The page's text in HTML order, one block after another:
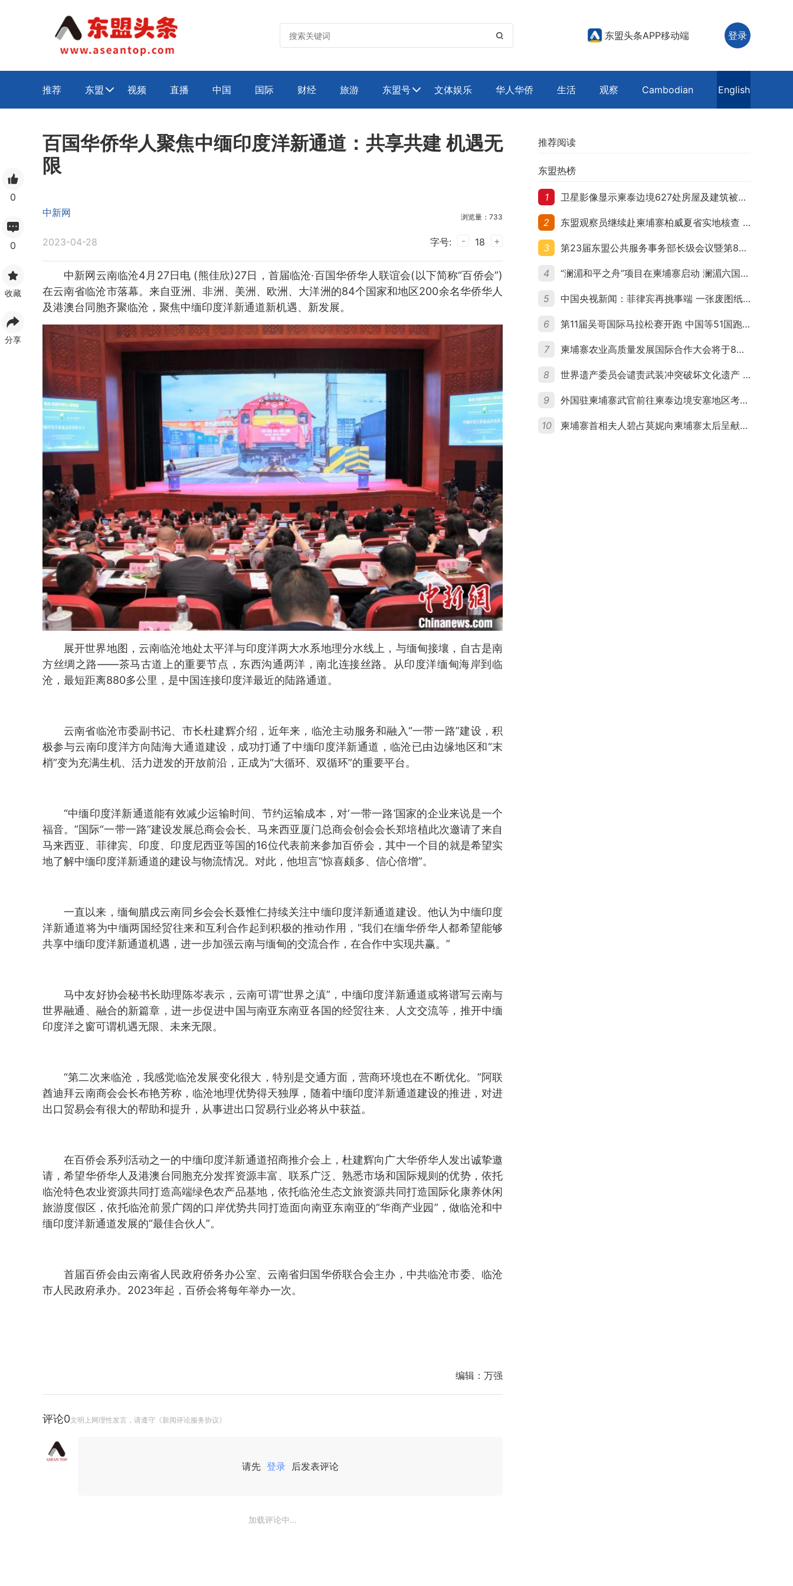
 东盟头条APP移动端 登录
推荐 东盟  视频 直播 中国 国际 财经 旅游 东盟号 文体娱乐 华人华侨 生活 观察 Cambodian English
0
0
收藏
分享
百国华侨华人聚焦中缅印度洋新通道：共享共建 机遇无
限
中新网 浏览量：733
2023-04-28 字号: - 18 +
中新网云南临沧4月27日电 (熊佳欣)27日，首届临沧·百国华侨华人联谊会(以下简称“百侨会”)
在云南省临沧市落幕。来自亚洲、非洲、美洲、欧洲、大洋洲的84个国家和地区200余名华侨华人
及港澳台同胞齐聚临沧，聚焦中缅印度洋新通道新机遇、新发展。
展开世界地图，云南临沧地处太平洋与印度洋两大水系地理分水线上，与缅甸接壤，自古是南
方丝绸之路——茶马古道上的重要节点，东西沟通两洋，南北连接丝路。从印度洋缅甸海岸到临
沧，最短距离880多公里，是中国连接印度洋最近的陆路通道。
云南省临沧市委副书记、市长杜建辉介绍，近年来，临沧主动服务和融入“一带一路”建设，积
极参与云南印度洋方向陆海大通道建设，成功打通了中缅印度洋新通道，临沧已由边缘地区和“末
梢”变为充满生机、活力迸发的开放前沿，正成为“大循环、双循环”的重要平台。
“中缅印度洋新通道能有效减少运输时间、节约运输成本，对‘一带一路’国家的企业来说是一个
福音。”国际“一带一路”建设发展总商会会长、马来西亚厦门总商会创会会长郑培植此次邀请了来自
马来西亚、菲律宾、印度、印度尼西亚等国的16位代表前来参加百侨会，其中一个目的就是希望实
地了解中缅印度洋新通道的建设与物流情况。对此，他坦言“惊喜颇多、信心倍增”。
一直以来，缅甸腊戌云南同乡会会长聂惟仁持续关注中缅印度洋新通道建设。他认为中缅印度
洋新通道将为中缅两国经贸往来和互利合作起到积极的推动作用，“我们在缅华侨华人都希望能够
共享中缅印度洋新通道机遇，进一步加强云南与缅甸的交流合作，在合作中实现共赢。”
马中友好协会秘书长助理陈岑表示，云南可谓“世界之滇”，中缅印度洋新通道或将谱写云南与
世界融通、融合的新篇章，进一步促进中国与南亚东南亚各国的经贸往来、人文交流等，推开中缅
印度洋之窗可谓机遇无限、未来无限。
“第二次来临沧，我感觉临沧发展变化很大，特别是交通方面，营商环境也在不断优化。”阿联
酋迪拜云南商会会长布艳芳称，临沧地理优势得天独厚，随着中缅印度洋新通道建设的推进，对进
出口贸易会有很大的帮助和提升，从事进出口贸易行业必将从中获益。
在百侨会系列活动之一的中缅印度洋新通道招商推介会上，杜建辉向广大华侨华人发出诚挚邀
请，希望华侨华人及港澳台同胞充分发挥资源丰富、联系广泛、熟悉市场和国际规则的优势，依托
临沧特色农业资源共同打造高端绿色农产品基地，依托临沧生态文旅资源共同打造国际化康养休闲
旅游度假区，依托临沧前景广阔的口岸优势共同打造面向南亚东南亚的“华商产业园”，做临沧和中
缅印度洋新通道发展的“最佳合伙人”。
首届百侨会由云南省人民政府侨务办公室、云南省归国华侨联合会主办，中共临沧市委、临沧
市人民政府承办。2023年起，百侨会将每年举办一次。
编辑： 万强
评论0文明上网理性发言，请遵守《新闻评论服务协议》
请先 登录 后发表评论
加载评论中...
推荐阅读
东盟热榜
1 卫星影像显示柬泰边境627处房屋及建筑被夷平 人权组织呼吁保护平民财产
2 东盟观察员继续赴柬埔寨柏威夏省实地核查 走访遭袭柬埔寨平民村庄
3 第23届东盟公共服务事务部长级会议暨第8届东盟与中日韩公共服务事务部长级会议在柬埔寨暹粒开幕
4 “澜湄和平之舟”项目在柬埔寨启动 澜湄六国青年共话和平与发展
5 中国央视新闻：菲律宾再挑事端 一张废图纸划不走中国黄岩岛
6 第11届吴哥国际马拉松赛开跑 中国等51国跑者齐聚暹粒
7 柬埔寨农业高质量发展国际合作大会将于8月20日举行
8 世界遗产委员会谴责武装冲突破坏文化遗产 柬埔寨呼吁依法追责并加强国际合作
9 外国驻柬埔寨武官前往柬泰边境安塞地区考察 柬方介绍“危险握手”事件及边境情况
10 柬埔寨首相夫人碧占莫妮向柬埔寨太后呈献世界女童军“卓越领袖奖”